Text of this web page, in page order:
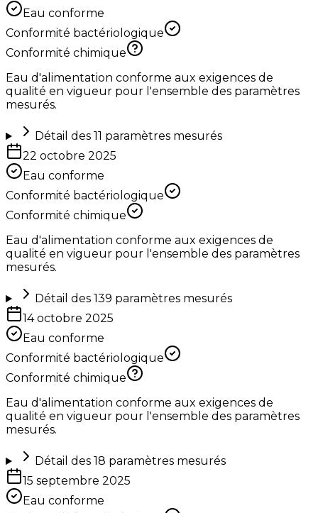
Eau conforme
Conformité bactériologique
Conformité chimique
Eau d'alimentation conforme aux exigences de
qualité en vigueur pour l'ensemble des paramètres
mesurés.
Détail des 11 paramètres mesurés
22 octobre 2025
Eau conforme
Conformité bactériologique
Conformité chimique
Eau d'alimentation conforme aux exigences de
qualité en vigueur pour l'ensemble des paramètres
mesurés.
Détail des 139 paramètres mesurés
14 octobre 2025
Eau conforme
Conformité bactériologique
Conformité chimique
Eau d'alimentation conforme aux exigences de
qualité en vigueur pour l'ensemble des paramètres
mesurés.
Détail des 18 paramètres mesurés
15 septembre 2025
Eau conforme